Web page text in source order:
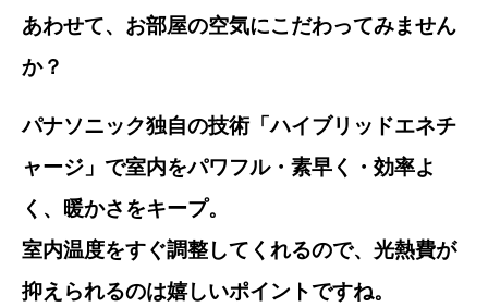
あわせて、お部屋の空気にこだわってみません
か？
パナソニック独自の技術「ハイブリッドエネチ
ャージ」で室内をパワフル・素早く・効率よ
く、暖かさをキープ。
室内温度をすぐ調整してくれるので、光熱費が
抑えられるのは嬉しいポイントですね。